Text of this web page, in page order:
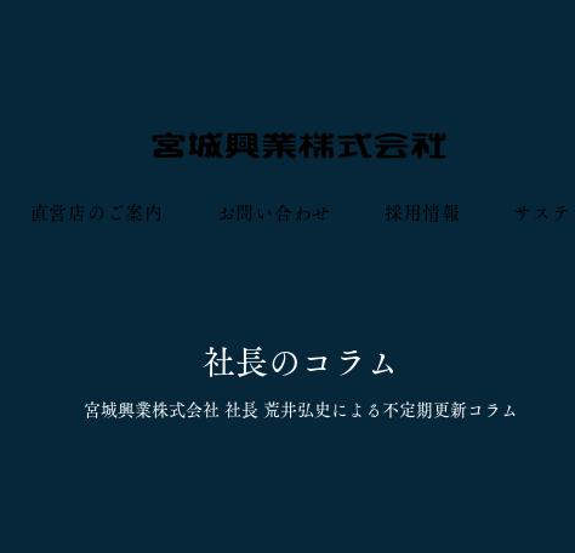
直営店のご案内 お問い合わせ 採用情報 サス
社長のコラム
宮城興業株式会社 社長 荒井弘史による不定期更新コラム